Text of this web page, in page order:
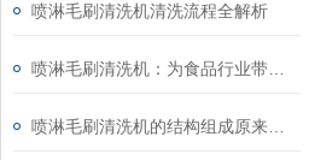
喷淋毛刷清洗机清洗流程全解析